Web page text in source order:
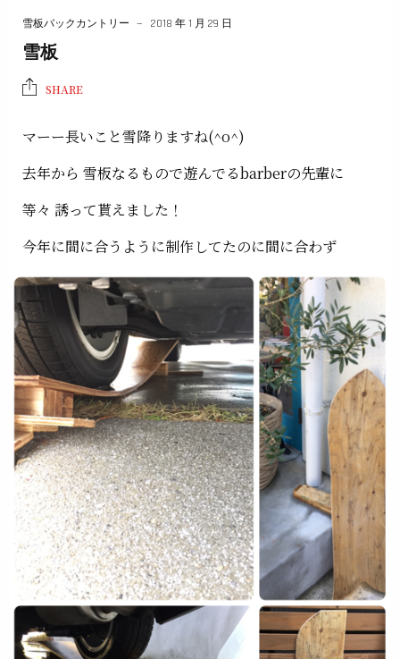
雪板バックカントリー 2018 年 1 月 29 日
雪板
SHARE
マーー長いこと雪降りますね(^o^)
去年から 雪板なるもので遊んでるbarberの先輩に
等々 誘って貰えました！
今年に間に合うように制作してたのに間に合わず